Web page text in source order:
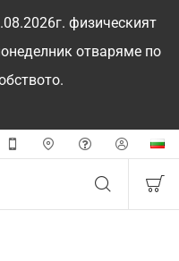
физическият
отваряме по